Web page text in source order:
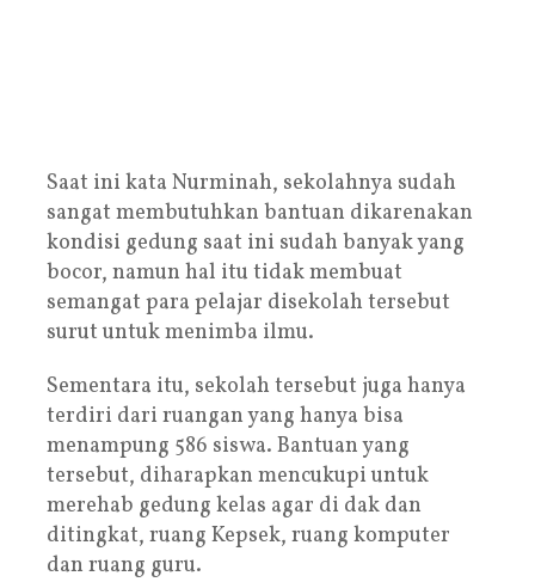
Saat ini kata Nurminah, sekolahnya sudah
sangat membutuhkan bantuan dikarenakan
kondisi gedung saat ini sudah banyak yang
bocor, namun hal itu tidak membuat
semangat para pelajar disekolah tersebut
surut untuk menimba ilmu.
Sementara itu, sekolah tersebut juga hanya
terdiri dari ruangan yang hanya bisa
menampung 586 siswa. Bantuan yang
tersebut, diharapkan mencukupi untuk
merehab gedung kelas agar di dak dan
ditingkat, ruang Kepsek, ruang komputer
dan ruang guru.